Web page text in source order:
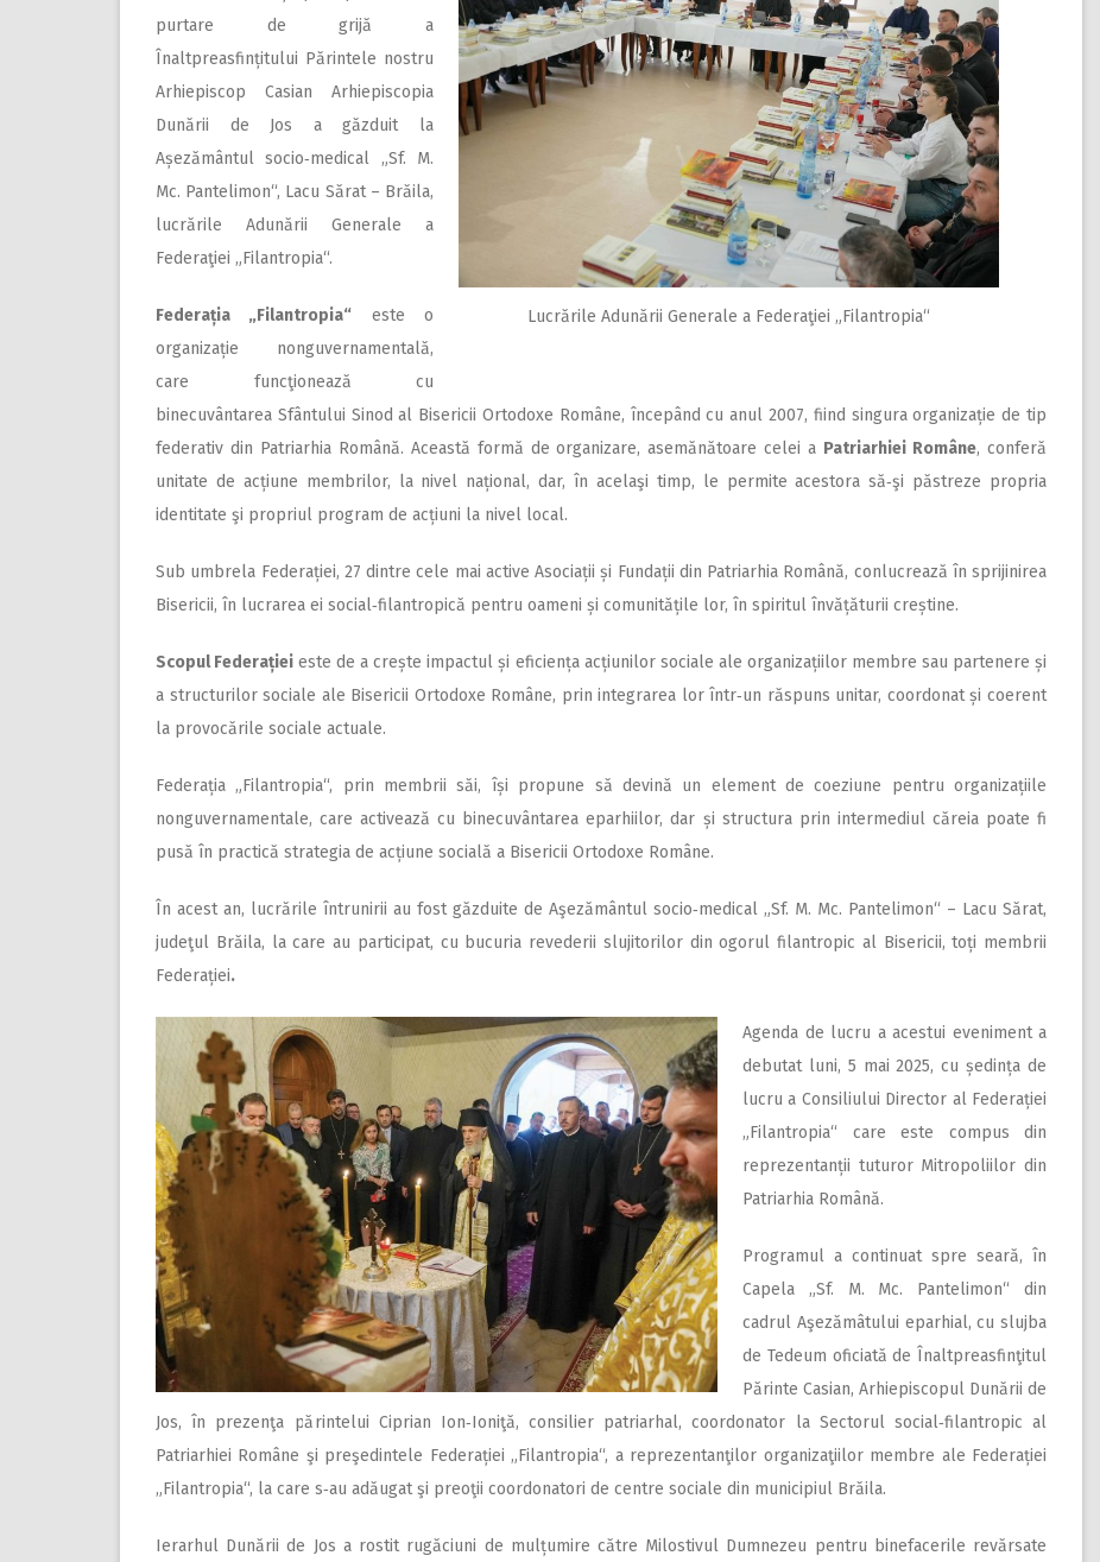
Lucrările Adunării ­Generale a Federaţiei „Filantropia“
purtare de grijă a
Înaltpreasfințitului Părintele nostru
Arhiepiscop Casian Arhiepiscopia
Dunării de Jos a găzduit la
Așezământul socio‑medical „Sf. M.
Mc. Pantelimon“, Lacu Sărat – Brăila,
lucrările Adunării ­Generale a
Federaţiei „Filantropia“.
Federația „Filantropia“ este o
organizație nonguvernamen­tală,
care funcţionează cu
binecuvântarea Sfântului Sinod al Bisericii Ortodoxe Române, începând cu anul 2007, fiind singura organizație de tip
federativ din Patriarhia Română. Această formă de organizare, asemănătoare celei a Patriarhiei Române, conferă
unitate de acțiune membrilor, la nivel național, dar, în acelaşi timp, le permite acestora să‑şi păstreze propria
identitate şi propriul program de acțiuni la nivel local.
Sub umbrela Federației, 27 dintre cele mai active Asociații și Fundații din Patriarhia Română, conlucrează în sprijinirea
Bisericii, în lucrarea ei social‑filantropică pentru oameni și comunitățile lor, în spiritul învățăturii creștine.
Scopul Federației este de a crește impactul și efi­ciența ac­țiunilor sociale ale orga­ni­za­țiilor membre sau partenere și
a structurilor sociale ale Bisericii Ortodoxe Române, prin integrarea lor într‑un răspuns unitar, coordonat și coerent
la provocările sociale actuale.
Federația „Filantropia“, prin membrii săi, își propune să devină un element de coeziune pentru organizațiile
nonguvernamentale, care activează cu binecuvântarea eparhiilor, dar și structura prin intermediul căreia poate fi
pusă în practică strategia de acțiune socială a Bisericii Ortodoxe Române.
În acest an, lucrările întrunirii au fost găzduite de Aşezământul socio‑medical „Sf. M. Mc. Pantelimon“ – Lacu Sărat,
judeţul Brăila, la care au participat, cu bucuria revederii slujitorilor din ogorul filantropic al Bisericii, toți membrii
Federației.
Agenda de lucru a acestui eveniment a
debutat luni, 5 mai 2025, cu ședința de
lucru a Consiliului Director al Federației
„Filantropia“ care este compus din
reprezentanții tuturor Mitropoliilor din
Patriarhia Română.
Programul a continuat spre seară, în
Capela „Sf. M. Mc. Pantelimon“ din
cadrul Aşezămâtului eparhial, cu slujba
de Tedeum oficiată de Înaltpreasfinţitul
Părinte Casian, Arhiepiscopul Dunării de
Jos, în prezenţa părintelui Ciprian Ion‑Ioniţă, consilier patriarhal, coordonator la Sectorul social‑filantropic al
Patriarhiei Române şi preşedintele Federației „Filantropia“, a reprezentanţilor organizaţiilor membre ale Federației
„Filantropia“, la care s‑au adăugat şi preoţii coordonatori de centre sociale din municipiul Brăila.
Ierarhul Dunării de Jos a rostit rugăciuni de mulțumire către Milostivul Dumnezeu pentru binefacerile revărsate